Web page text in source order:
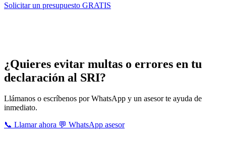
Solicitar un presupuesto GRATIS
¿Quieres evitar multas o errores en tu
declaración al SRI?
Llámanos o escríbenos por WhatsApp y un asesor te ayuda de
inmediato.
📞 Llamar ahora 💬 WhatsApp asesor